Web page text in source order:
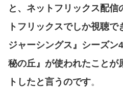
と、 ネットフリックス配信
トフリックスでしか視聴
ジャーシングス』シーズン
秘の丘』が使われたことが
トしたと言うのです。